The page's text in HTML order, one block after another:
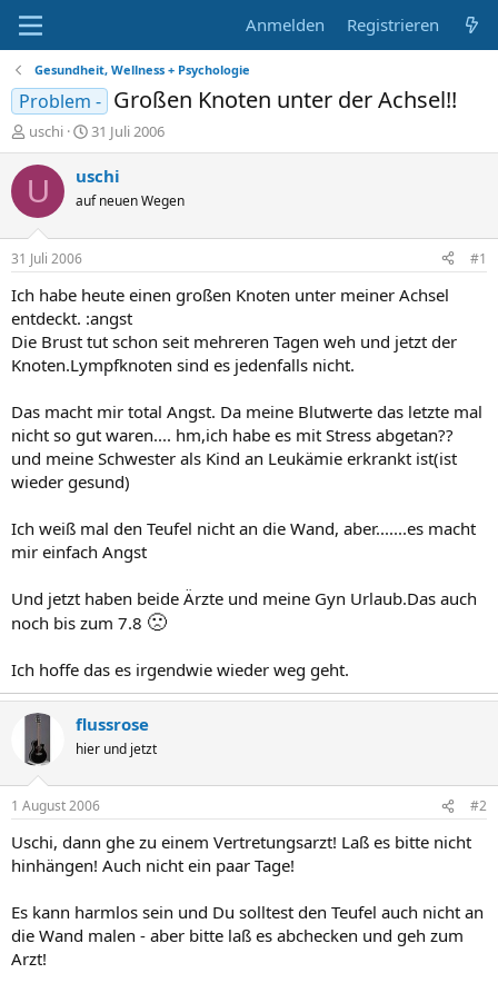
Anmelden Registrieren
Gesundheit, Wellness + Psychologie
Problem - Großen Knoten unter der Achsel!!
E
r
s
e
r
uschi
E
r
s
t
e
t
a
31 Juli 2006
U uschi
auf neuen Wegen
31 Juli 2006 #1
Ich habe heute einen großen Knoten unter meiner Achsel
entdeckt. :angst
Die Brust tut schon seit mehreren Tagen weh und jetzt der
Knoten.Lympfknoten sind es jedenfalls nicht.
Das macht mir total Angst. Da meine Blutwerte das letzte mal
nicht so gut waren.... hm,ich habe es mit Stress abgetan??
und meine Schwester als Kind an Leukämie erkrankt ist(ist
wieder gesund)
Ich weiß mal den Teufel nicht an die Wand, aber.......es macht
mir einfach Angst
Und jetzt haben beide Ärzte und meine Gyn Urlaub.Das auch
noch bis zum 7.8 🙁
Ich hoffe das es irgendwie wieder weg geht.
flussrose
hier und jetzt
1 August 2006 #2
Uschi, dann ghe zu einem Vertretungsarzt! Laß es bitte nicht
hinhängen! Auch nicht ein paar Tage!
Es kann harmlos sein und Du solltest den Teufel auch nicht an
die Wand malen - aber bitte laß es abchecken und geh zum
Arzt!